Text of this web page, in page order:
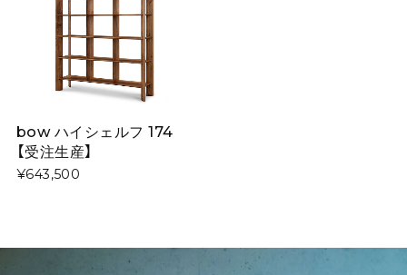
bow ハイシェルフ 174
【受注生産】
¥643,500